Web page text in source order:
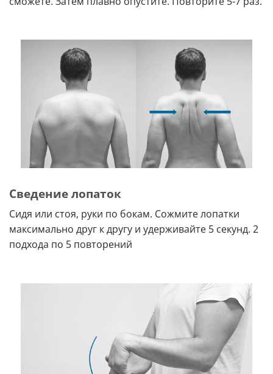
Сведение лопаток
Сидя или стоя, руки по бокам. Сожмите лопатки
максимально друг к другу и удерживайте 5 секунд. 2
подхода по 5 повторений